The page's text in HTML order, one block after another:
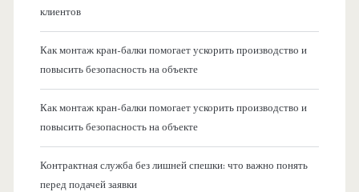
клиентов
Как монтаж кран-балки помогает ускорить производство и
повысить безопасность на объекте
Как монтаж кран-балки помогает ускорить производство и
повысить безопасность на объекте
Контрактная служба без лишней спешки: что важно понять
перед подачей заявки